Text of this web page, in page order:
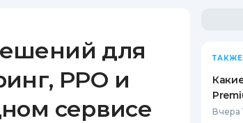
для
РРО и
сервисе
Вчера